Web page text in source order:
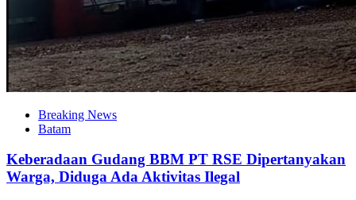
Breaking News
Batam
Keberadaan Gudang BBM PT RSE Dipertanyakan
Warga, Diduga Ada Aktivitas Ilegal